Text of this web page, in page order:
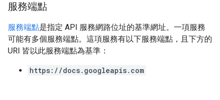
服務端點
服務端點是指定 API 服務網路位址的基準網址。一項服務
可能有多個服務端點。這項服務有以下服務端點，且下方的
URI 皆以此服務端點為基準：
https://docs.googleapis.com